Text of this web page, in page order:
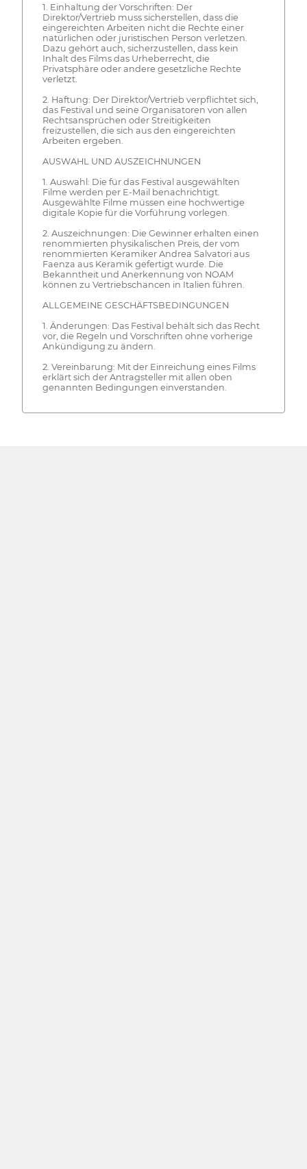
1. Einhaltung der Vorschriften: Der
Direktor/Vertrieb muss sicherstellen, dass die
eingereichten Arbeiten nicht die Rechte einer
natürlichen oder juristischen Person verletzen.
Dazu gehört auch, sicherzustellen, dass kein
Inhalt des Films das Urheberrecht, die
Privatsphäre oder andere gesetzliche Rechte
verletzt.
2. Haftung: Der Direktor/Vertrieb verpflichtet sich,
das Festival und seine Organisatoren von allen
Rechtsansprüchen oder Streitigkeiten
freizustellen, die sich aus den eingereichten
Arbeiten ergeben.
AUSWAHL UND AUSZEICHNUNGEN
1. Auswahl: Die für das Festival ausgewählten
Filme werden per E-Mail benachrichtigt.
Ausgewählte Filme müssen eine hochwertige
digitale Kopie für die Vorführung vorlegen.
2. Auszeichnungen: Die Gewinner erhalten einen
renommierten physikalischen Preis, der vom
renommierten Keramiker Andrea Salvatori aus
Faenza aus Keramik gefertigt wurde. Die
Bekanntheit und Anerkennung von NOAM
können zu Vertriebschancen in Italien führen.
ALLGEMEINE GESCHÄFTSBEDINGUNGEN
1. Änderungen: Das Festival behält sich das Recht
vor, die Regeln und Vorschriften ohne vorherige
Ankündigung zu ändern.
2. Vereinbarung: Mit der Einreichung eines Films
erklärt sich der Antragsteller mit allen oben
genannten Bedingungen einverstanden.